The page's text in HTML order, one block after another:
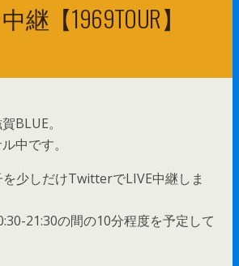
継【1969TOUR】
BLUE。
中です。
少しだけTwitterでLIVE中継しま
21:30の間の10分程度を予定して